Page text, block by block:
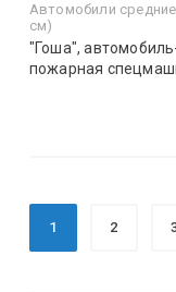
Автомобили
см)
"Гоша",
пожарная
1 2